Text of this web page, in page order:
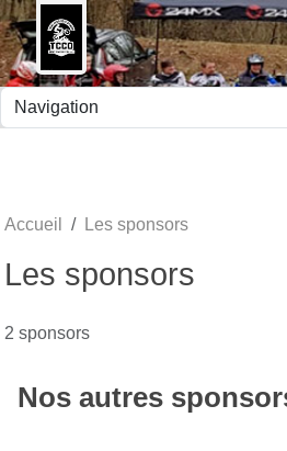
Accueil Les sponsors
Les sponsors
2 sponsors
Nos autres
Panneau de gestion des cookies